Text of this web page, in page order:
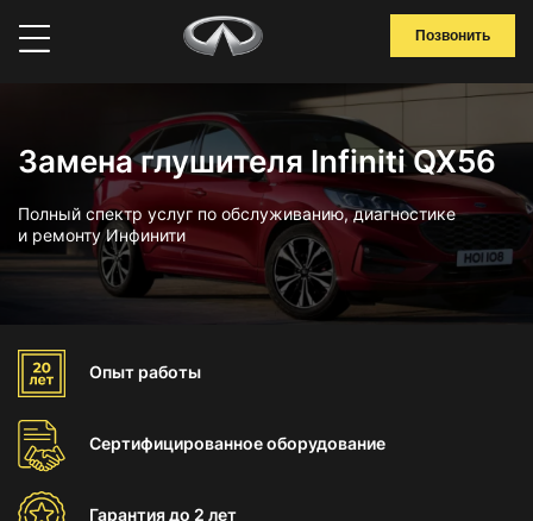
Позвонить
Замена глушителя Infiniti QX56
Полный спектр услуг по обслуживанию, диагностике
и ремонту Инфинити
Опыт работы
Сертифицированноеоборудование
Гарантиядо 2 лет